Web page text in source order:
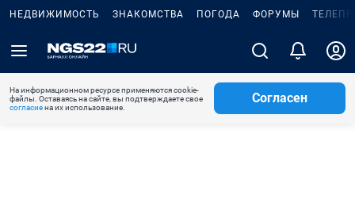
НЕДВИЖИМОСТЬ ЗНАКОМСТВА ПОГОДА ФОРУМЫ
На информационном ресурсе применяются cookie-
файлы. Оставаясь на сайте, вы подтверждаете свое
согласиена их использование.
Согласен